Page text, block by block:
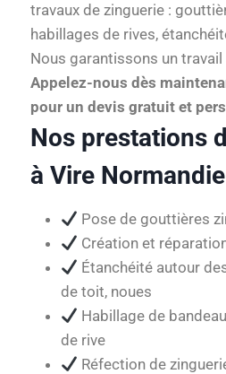
travaux de zinguerie :
habillages de rives,
Nous garantissons un
Appelez-nous dès
pour un devis gratuit et
Nos prestations
à Vire Normandie
Pose de gouttières
Création et
Étanchéité autour
de toit, noues
Habillage de
de rive
Réfection de